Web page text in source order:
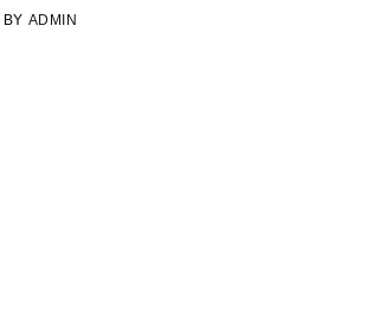
BY ADMIN